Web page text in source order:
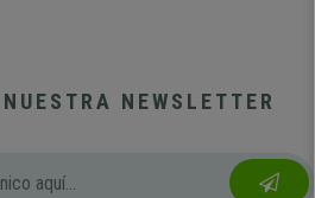
NEWSLETTER